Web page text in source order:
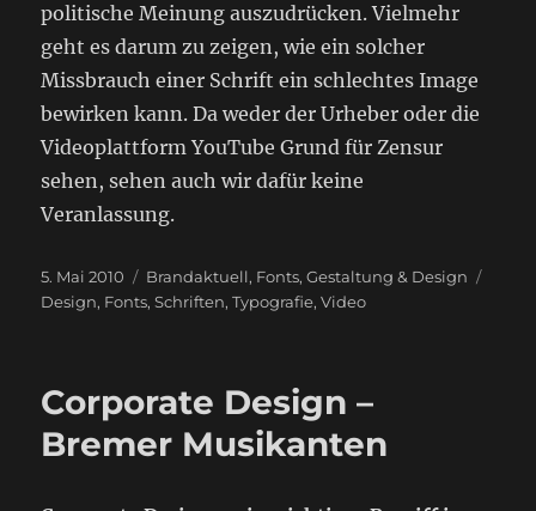
politische Meinung auszudrücken. Vielmehr
geht es darum zu zeigen, wie ein solcher
Missbrauch einer Schrift ein schlechtes Image
bewirken kann. Da weder der Urheber oder die
Videoplattform YouTube Grund für Zensur
sehen, sehen auch wir dafür keine
Veranlassung.
Veröffentlicht
am
5. Mai 2010 Kategorien
Brandaktuell, Fonts,Gestaltung & Design
Design, Fonts,Schriften,Typografie,Video
Corporate Design –
Bremer Musikanten